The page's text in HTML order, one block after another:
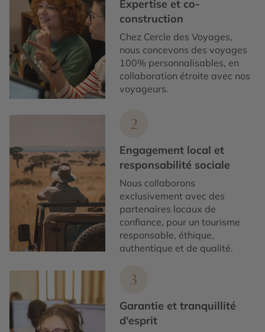
Expertise et co-
construction
Chez Cercle des Voyages,
nous concevons des voyages
100% personnalisables, en
collaboration étroite avec nos
voyageurs.
2
Engagement local et
responsabilité sociale
Nous collaborons
exclusivement avec des
partenaires locaux de
confiance, pour un tourisme
responsable, éthique,
authentique et de qualité.
3
Garantie et tranquillité
d'esprit